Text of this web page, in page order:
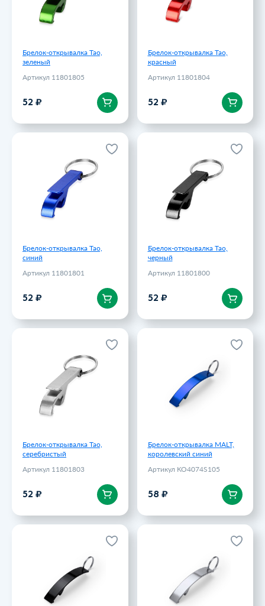
Брелок-открывалка Tao,
зеленый
Артикул 11801805
52 ₽
Брелок-открывалка Tao,
красный
Артикул 11801804
52 ₽
Брелок-открывалка Tao,
синий
Артикул 11801801
52 ₽
Брелок-открывалка Tao,
синий
Артикул 11801801
Брелок-открывалка Tao,
черный
Артикул 11801800
52 ₽
Брелок-открывалка Tao,
черный
Артикул 11801800
Брелок-открывалка Tao,
серебристый
Артикул 11801803
52 ₽
Брелок-открывалка Tao,
серебристый
Артикул 11801803
Брелок-открывалка MALT,
королевский синий
Артикул KO4074S105
58 ₽
Брелок-открывалка MALT,
королевский синий
Артикул KO4074S105
Брелок-открывалка MALT,
черный
Артикул KO4074S102
Брелок-открывалка MALT,
серебристый
Артикул KO4074S1251